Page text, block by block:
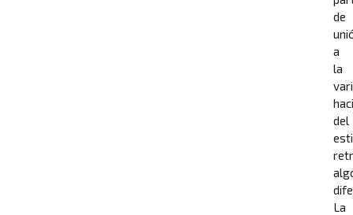
de
a
la
del
La